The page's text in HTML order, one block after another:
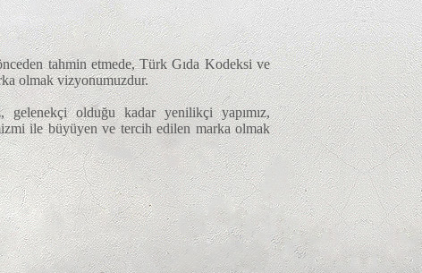
tahmin etmede, Türk Gıda Kodeksi ve
olmak vizyonumuzdur.
gelenekçi olduğu kadar yenilikçi yapımız,
ile büyüyen ve tercih edilen marka olmak